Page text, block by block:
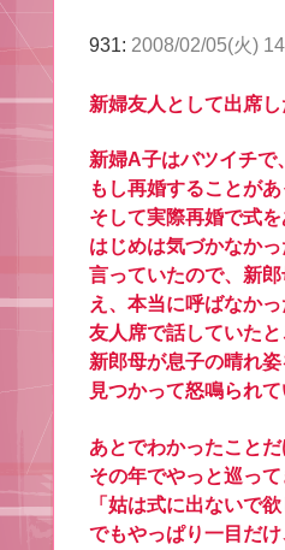
931: 2008/02/05(火)
新婦友人として出席し
新婦A子はバツイチで
もし再婚することが
そして実際再婚で式
はじめは気づかなか
言っていたので、新
え、本当に呼ばなか
友人席で話していた
新郎母が息子の晴れ
見つかって怒鳴られて
あとでわかったこと
その年でやっと巡っ
「姑は式に出ないで
でもやっぱり一目だ